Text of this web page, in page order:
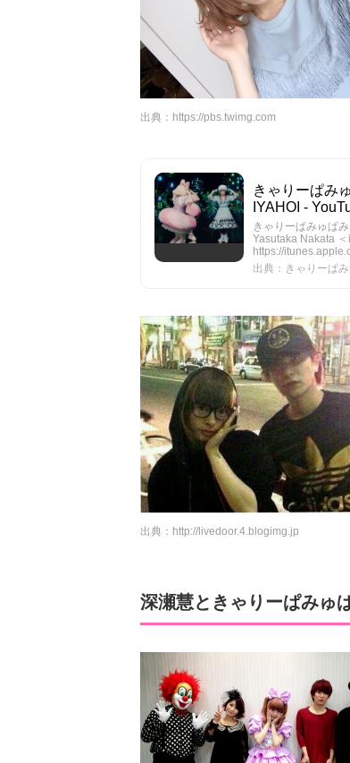
出典： https://pbs.twimg.com
きゃりーぱみ
IYAHOI -
きゃりーぱみゅぱ
Yasutaka Nakata
https://
出典：きゃりーぱ
出典： http://livedoor.4.blogimg.jp
深瀬慧ときゃりーぱみゅ